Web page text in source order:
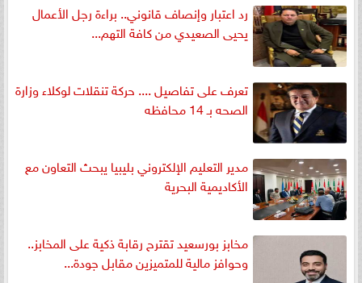
رد اعتبار وإنصاف قانوني.. براءة رجل الأعمال
يحيى الصعيدي من كافة التهم...
تعرف على تفاصيل .... حركة تنقلات لوكلاء وزارة
الصحه بـ 14 محافظه
مدير التعليم الإلكتروني بليبيا يبحث التعاون مع
الأكاديمية البحرية
مخابز بورسعيد تقترح رقابة ذكية على المخابز..
وحوافز مالية للمتميزين مقابل جودة...